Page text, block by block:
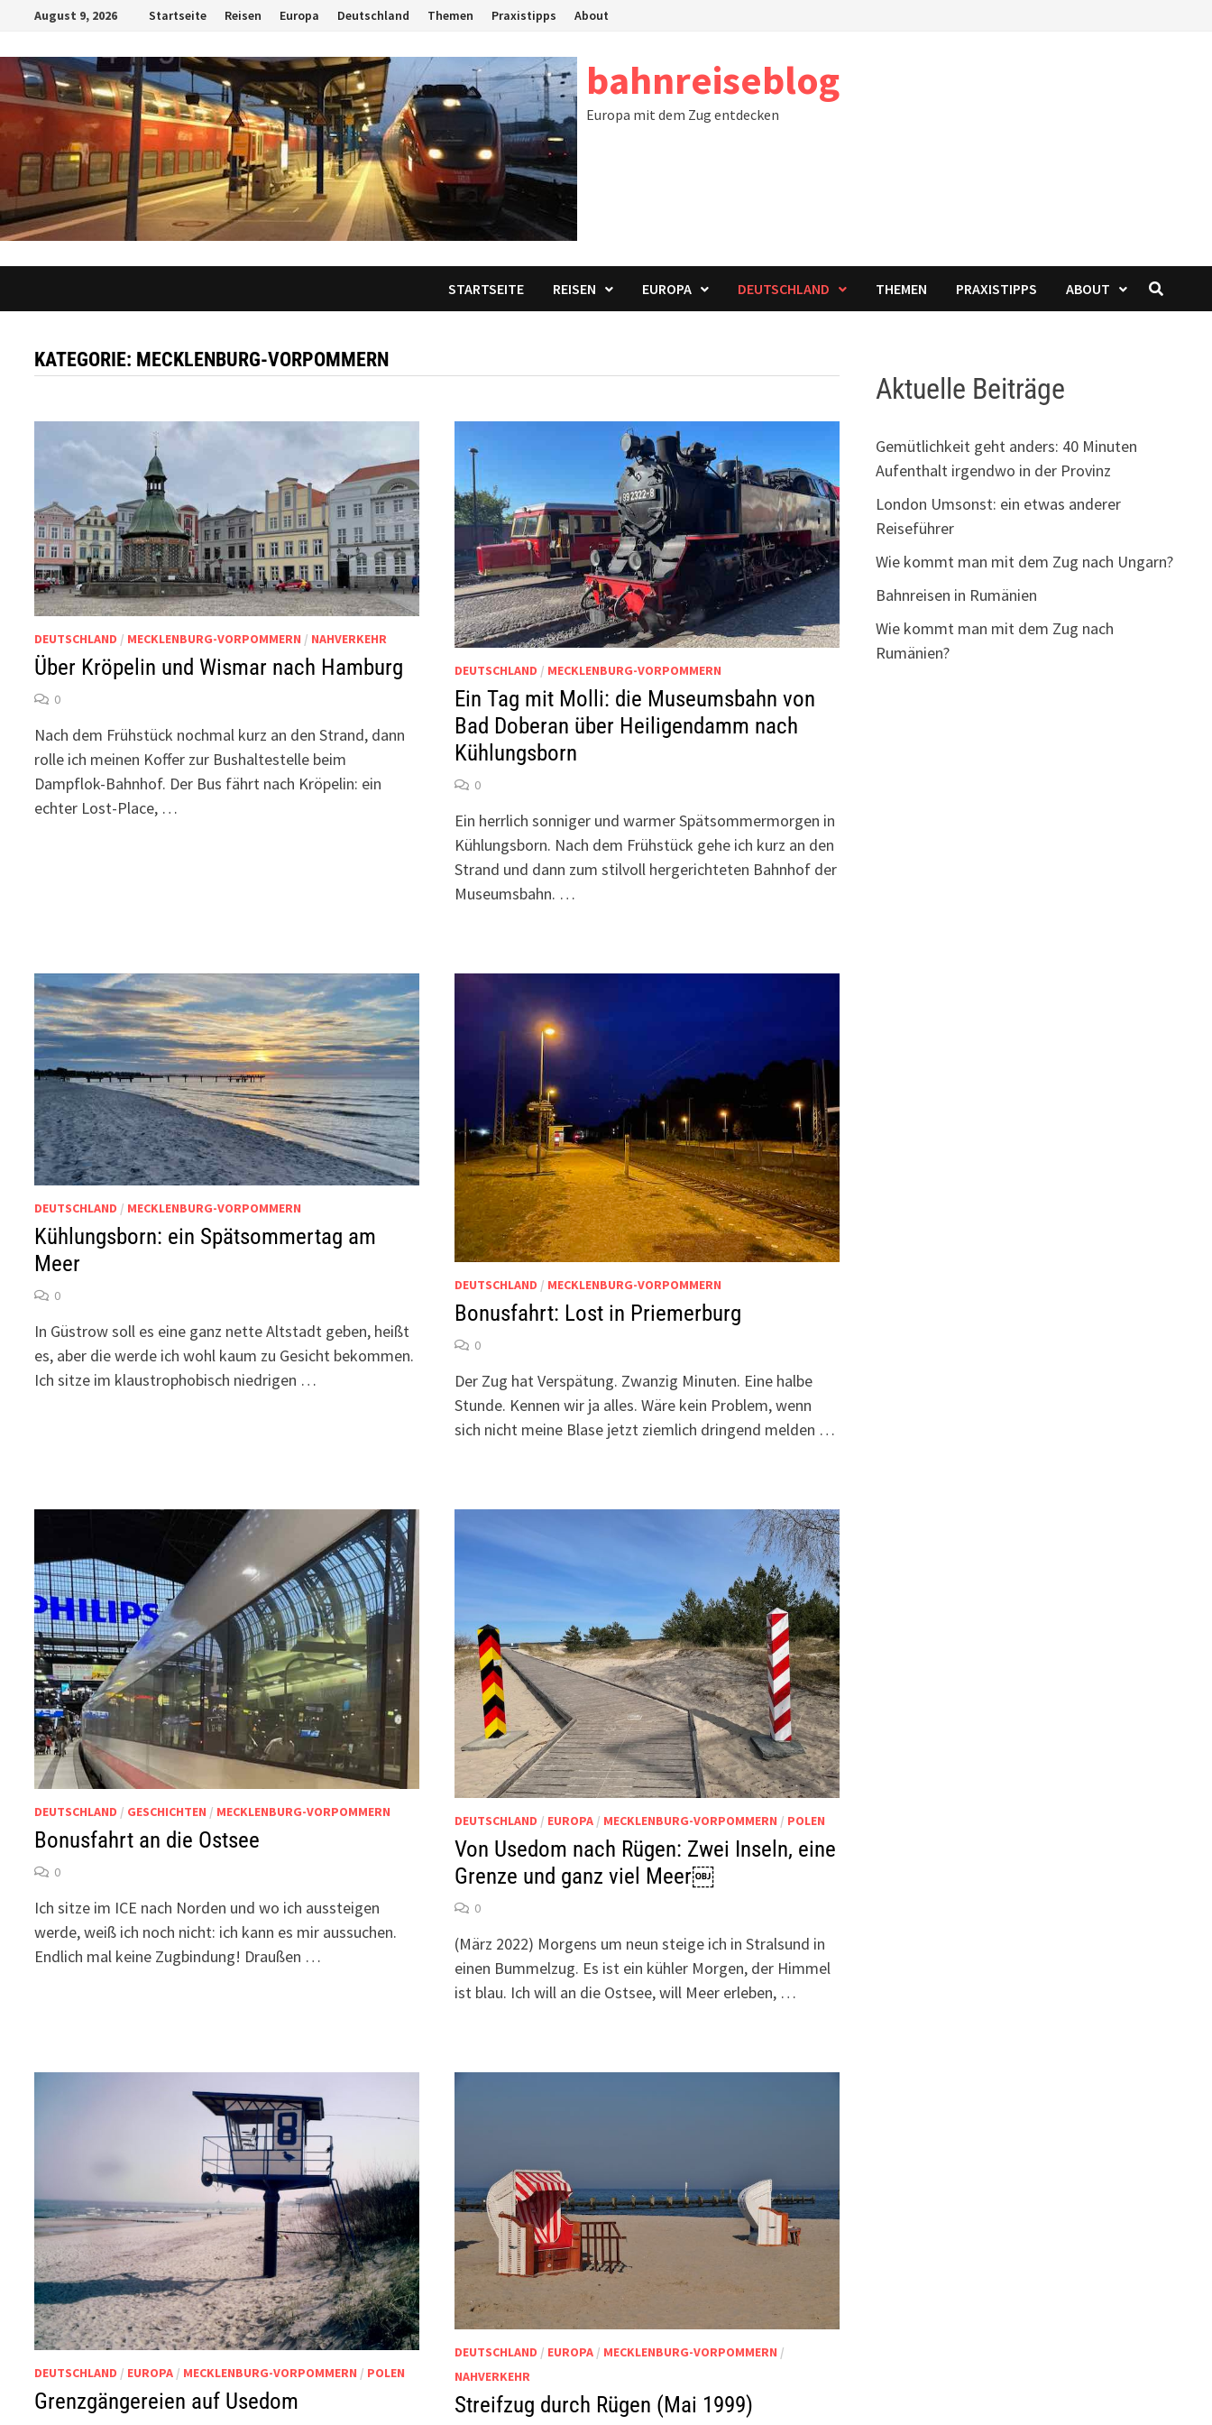
springen
August 9, 2026 Startseite Reisen Europa Deutschland Themen Praxistipps About
bahnreiseblog
Europa mit dem Zug entdecken
STARTSEITE REISEN EUROPA DEUTSCHLAND THEMEN PRAXISTIPPS ABOUT
KATEGORIE: MECKLENBURG-VORPOMMERN
DEUTSCHLAND / MECKLENBURG-VORPOMMERN / NAHVERKEHR
Über Kröpelin und Wismar nach Hamburg
0
Nach dem Frühstück nochmal kurz an den Strand, dann
rolle ich meinen Koffer zur Bushaltestelle beim
Dampflok-Bahnhof. Der Bus fährt nach Kröpelin: ein
echter Lost-Place, …
DEUTSCHLAND / MECKLENBURG-VORPOMMERN
Ein Tag mit Molli: die Museumsbahn von
Bad Doberan über Heiligendamm nach
Kühlungsborn
0
Ein herrlich sonniger und warmer Spätsommermorgen in
Kühlungsborn. Nach dem Frühstück gehe ich kurz an den
Strand und dann zum stilvoll hergerichteten Bahnhof der
Museumsbahn. …
DEUTSCHLAND / MECKLENBURG-VORPOMMERN
Kühlungsborn: ein Spätsommertag am
Meer
0
In Güstrow soll es eine ganz nette Altstadt geben, heißt
es, aber die werde ich wohl kaum zu Gesicht bekommen.
Ich sitze im klaustrophobisch niedrigen …
DEUTSCHLAND / MECKLENBURG-VORPOMMERN
Bonusfahrt: Lost in Priemerburg
0
Der Zug hat Verspätung. Zwanzig Minuten. Eine halbe
Stunde. Kennen wir ja alles. Wäre kein Problem, wenn
sich nicht meine Blase jetzt ziemlich dringend melden …
DEUTSCHLAND / GESCHICHTEN / MECKLENBURG-VORPOMMERN
Bonusfahrt an die Ostsee
0
Ich sitze im ICE nach Norden und wo ich aussteigen
werde, weiß ich noch nicht: ich kann es mir aussuchen.
Endlich mal keine Zugbindung! Draußen …
DEUTSCHLAND / EUROPA/ MECKLENBURG-VORPOMMERN / POLEN
Von Usedom nach Rügen: Zwei Inseln, eine
Grenze und ganz viel Meer￼
0
(März 2022) Morgens um neun steige ich in Stralsund in
einen Bummelzug. Es ist ein kühler Morgen, der Himmel
ist blau. Ich will an die Ostsee, will Meer erleben, …
DEUTSCHLAND / EUROPA / MECKLENBURG-VORPOMMERN / POLEN
Grenzgängereien auf Usedom
DEUTSCHLAND / EUROPA/ MECKLENBURG-VORPOMMERN /
NAHVERKEHR
Streifzug durch Rügen (Mai 1999)
Aktuelle Beiträge
Gemütlichkeit geht anders: 40 Minuten
Aufenthalt irgendwo in der Provinz
London Umsonst: ein etwas anderer
Reiseführer
Wie kommt man mit dem Zug nach Ungarn?
Bahnreisen in Rumänien
Wie kommt man mit dem Zug nach
Rumänien?